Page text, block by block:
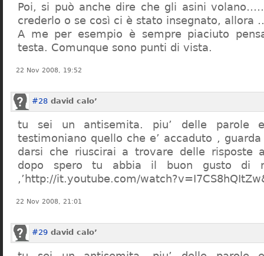
Poi, si può anche dire che gli asini
crederlo o se così ci è stato insegnato,
A me per esempio è sempre piaciuto
testa. Comunque sono punti di vista.
22 Nov 2008, 19:52
#28 david calo’
tu sei un antisemita. piu’ delle parole
testimoniano quello che e’ accaduto , guarda
darsi che riuscirai a trovare delle risposte
dopo spero tu abbia il buon gusto di
,’http://it.youtube.com/
22 Nov 2008, 21:01
#29 david calo’